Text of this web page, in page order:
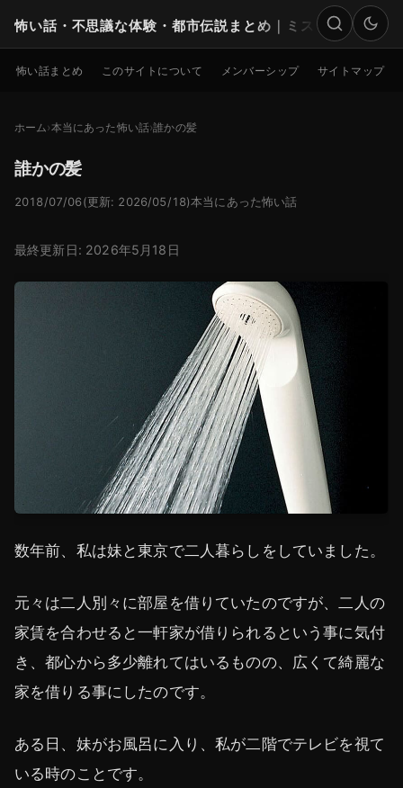
怖い話・不思議な体験・都市伝説まとめ｜ミステリー
検索
怖い話まとめ このサイトについて メンバーシップ サイトマップ
ホーム 本当にあった怖い話 誰かの髪
誰かの髪
2018/07/06 (更新: 2026/05/18)本当にあった怖い話
最終更新日: 2026年5月18日
数年前、私は妹と東京で二人暮らしをしていました。
元々は二人別々に部屋を借りていたのですが、二人の
家賃を合わせると一軒家が借りられるという事に気付
き、都心から多少離れてはいるものの、広くて綺麗な
家を借りる事にしたのです。
ある日、妹がお風呂に入り、私が二階でテレビを視て
いる時のことです。